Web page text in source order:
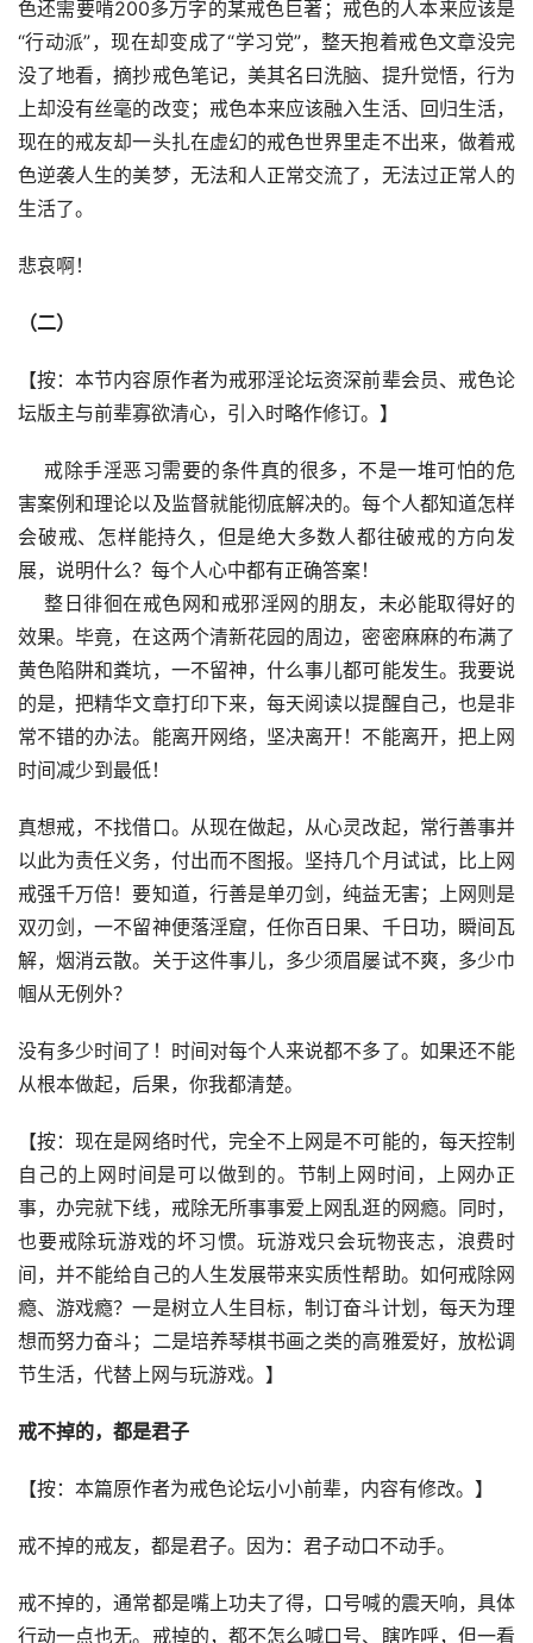
色还需要啃200多万字的某戒色巨著；戒色的人本来应该是
“行动派”，现在却变成了“学习党”，整天抱着戒色文章没完
没了地看，摘抄戒色笔记，美其名曰洗脑、提升觉悟，行为
上却没有丝毫的改变；戒色本来应该融入生活、回归生活，
现在的戒友却一头扎在虚幻的戒色世界里走不出来，做着戒
色逆袭人生的美梦，无法和人正常交流了，无法过正常人的
生活了。
悲哀啊！
（二）
【按：本节内容原作者为戒邪淫论坛资深前辈会员、戒色论
坛版主与前辈寡欲清心，引入时略作修订。】
戒除手淫恶习需要的条件真的很多，不是一堆可怕的危
害案例和理论以及监督就能彻底解决的。每个人都知道怎样
会破戒、怎样能持久，但是绝大多数人都往破戒的方向发
展，说明什么？每个人心中都有正确答案！
整日徘徊在戒色网和戒邪淫网的朋友，未必能取得好的
效果。毕竟，在这两个清新花园的周边，密密麻麻的布满了
黄色陷阱和粪坑，一不留神，什么事儿都可能发生。我要说
的是，把精华文章打印下来，每天阅读以提醒自己，也是非
常不错的办法。能离开网络，坚决离开！不能离开，把上网
时间减少到最低！
真想戒，不找借口。从现在做起，从心灵改起，常行善事并
以此为责任义务，付出而不图报。坚持几个月试试，比上网
戒强千万倍！要知道，行善是单刃剑，纯益无害；上网则是
双刃剑，一不留神便落淫窟，任你百日果、千日功，瞬间瓦
解，烟消云散。关于这件事儿，多少须眉屡试不爽，多少巾
帼从无例外？
没有多少时间了！时间对每个人来说都不多了。如果还不能
从根本做起，后果，你我都清楚。
【按：现在是网络时代，完全不上网是不可能的，每天控制
自己的上网时间是可以做到的。节制上网时间，上网办正
事，办完就下线，戒除无所事事爱上网乱逛的网瘾。同时，
也要戒除玩游戏的坏习惯。玩游戏只会玩物丧志，浪费时
间，并不能给自己的人生发展带来实质性帮助。如何戒除网
瘾、游戏瘾？一是树立人生目标，制订奋斗计划，每天为理
想而努力奋斗；二是培养琴棋书画之类的高雅爱好，放松调
节生活，代替上网与玩游戏。】
戒不掉的， 都是君子
【按：本篇原作者为戒色论坛小小前辈，内容有修改。】
戒不掉的戒友，都是君子。因为：君子动口不动手。
戒不掉的，通常都是嘴上功夫了得，口号喊的震天响，具体
行动一点也无。戒掉的，都不怎么喊口号、瞎咋呼，但一看